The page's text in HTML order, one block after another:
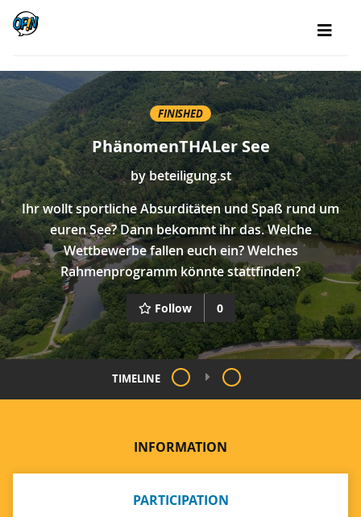
FINISHED
PhänomenTHALer See
bybeteiligung.st
Ihr wollt sportliche Absurditäten und Spaß rund um
euren See? Dann bekommt ihr das. Welche
Wettbewerbe fallen euch ein? Welches
Rahmenprogramm könnte stattfinden?
Follow 0
TIMELINE
INFORMATION
PARTICIPATION